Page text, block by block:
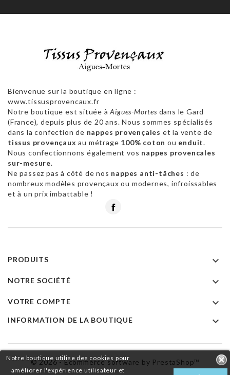
Notre boutique utilise des cookies pour
améliorer l'expérience utilisateur et
Bienvenue sur la boutique en ligne :
www.tissusprovencaux.fr
Notre boutique est située àAigues-Mortes dans le Gard
(France), depuis plus de 20 ans. Nous sommes spécialisés
dans la confection de nappes provençales et la vente de
tissus provençaux au métrage 100% coton ou enduit.
Nous confectionnons également vos nappes provencales
sur-mesure.
Ne passez pas à côté de nos nappes anti-tâches : de
nombreux modèles provençaux ou modernes, infroissables
et à un prix imbattable !
PRODUITS 
NOTRE SOCIÉTÉ 
VOTRE COMPTE 
INFORMATION DE LA BOUTIQUE 
© 2026 - Ecommerce software by PrestaShop™